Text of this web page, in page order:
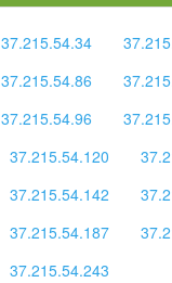
37.215.54.34
37.215.54.86
37.215.54.96
37.215.54.120
37.215.54.142
37.215.54.187
37.215.54.243